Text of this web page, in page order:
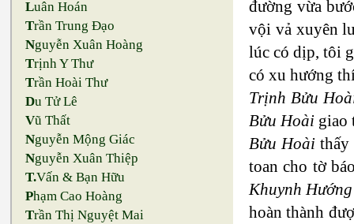
Luân Hoán
Trần Trung Đạo
Nguyễn Xuân Hoàng
Trịnh Y Thư
Trần Hoài Thư
Du Tử Lê
Vũ Thất
Nguyễn Mộng Giác
Nguyễn Xuân Thiệp
T.Vấn & Bạn Hữu
Phạm Cao Hoàng
Trần Thị Nguyệt Mai
đường vừa
vội vả xuyên
lúc có dịp, tôi
có xu hướng
Trịnh Bửu
Bửu Hoài giao
Bửu Hoài
toan cho tờ
Khuynh Hướng
hoàn thành